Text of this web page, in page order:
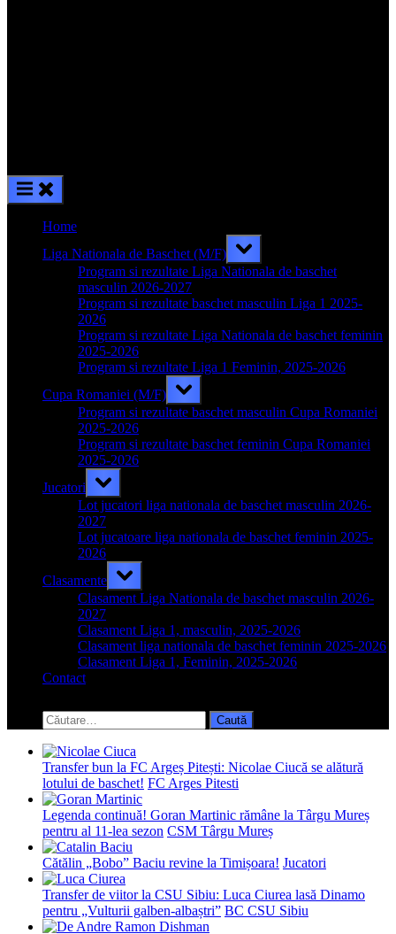
Home
Liga Nationala de Baschet (M/F)
Toggle
sub-
menu
Program si rezultate Liga Nationala de baschet
masculin 2026-2027
Program si rezultate baschet masculin Liga 1 2025-
2026
Program si rezultate Liga Nationala de baschet feminin
2025-2026
Program si rezultate Liga 1 Feminin, 2025-2026
Cupa Romaniei (M/F)
Toggle
sub-
menu
Program si rezultate baschet masculin Cupa Romaniei
2025-2026
Program si rezultate baschet feminin Cupa Romaniei
2025-2026
Jucatori
Toggle
sub-
menu
Lot jucatori liga nationala de baschet masculin 2026-
2027
Lot jucatoare liga nationala de baschet feminin 2025-
2026
Clasamente
Toggle
sub-
menu
Clasament Liga Nationala de baschet masculin 2026-
2027
Clasament Liga 1, masculin, 2025-2026
Clasament liga nationala de baschet feminin 2025-2026
Clasament Liga 1, Feminin, 2025-2026
Contact
search
form
Caută
după:
Transfer bun la FC Argeș Pitești: Nicolae Ciucă se alătură
lotului de baschet! FC Arges Pitesti
Legenda continuă! Goran Martinic rămâne la Târgu Mureș
pentru al 11-lea sezon CSM Târgu Mureș
Cătălin „Bobo” Baciu revine la Timișoara! Jucatori
Transfer de viitor la CSU Sibiu: Luca Ciurea lasă Dinamo
pentru „Vulturii galben-albaștri” BC CSU Sibiu